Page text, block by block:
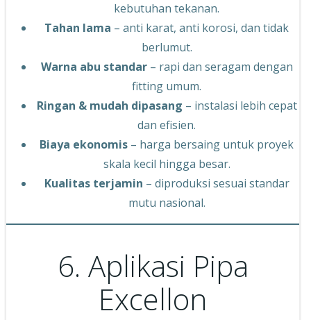
kebutuhan tekanan.
Tahan lama – anti karat, anti korosi, dan tidak
berlumut.
Warna abu standar– rapi dan seragam dengan
fitting umum.
Ringan & mudah dipasang – instalasi lebih cepat
dan efisien.
Biaya ekonomis – harga bersaing untuk proyek
skala kecil hingga besar.
Kualitas terjamin – diproduksi sesuai standar
mutu nasional.
6. Aplikasi Pipa
Excellon